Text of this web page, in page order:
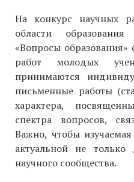
На конкурс научных
области
«Вопросы образования»
работ молодых
принимаются
письменные работы
характера,
спектра вопросов,
Важно, чтобы
актуальной не
научного сообщества.